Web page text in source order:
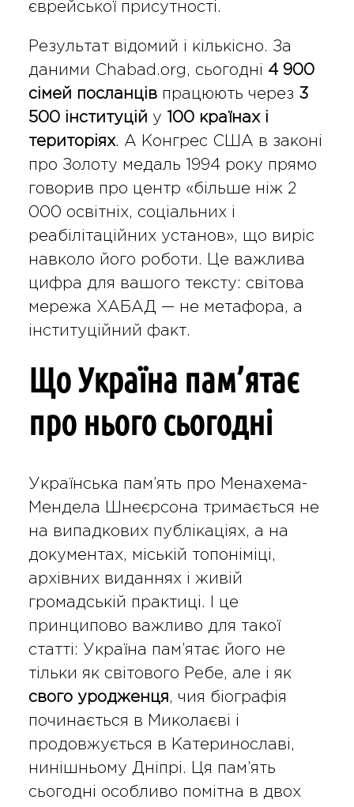
єврейської присутності.
Результат відомий і кількісно. За
даними Chabad.org, сьогодні 4 900
сімей посланцівпрацюють через 3
500 інституцій у 100 країнах і
територіях. А Конгрес США в законі
про Золоту медаль 1994 року прямо
говорив про центр «більше ніж 2
000 освітніх, соціальних і
реабілітаційних установ», що виріс
навколо його роботи. Це важлива
цифра для вашого тексту: світова
мережа ХАБАД — не метафора, а
інституційний факт.
Що Україна пам’ятає
про нього сьогодні
Українська пам’ять про Менахема-
Мендела Шнеєрсона тримається не
на випадкових публікаціях, а на
документах, міській топоніміці,
архівних виданнях і живій
громадській практиці. І це
принципово важливо для такої
статті: Україна пам’ятає його не
тільки як світового Ребе, але і як
свого уродженця, чия біографія
починається в Миколаєві і
продовжується в Катеринославі,
нинішньому Дніпрі. Ця пам’ять
сьогодні особливо помітна в двох